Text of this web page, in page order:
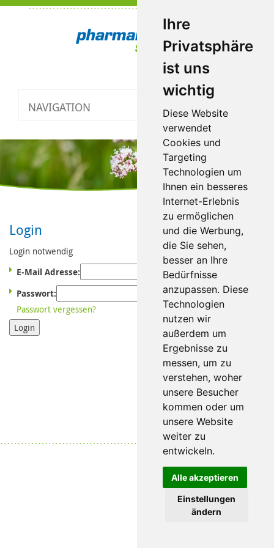
Ihre
Privatsphäre
ist uns
wichtig
Diese Website
verwendet
Cookies und
Targeting
Technologien um
Ihnen ein besseres
Internet-Erlebnis
zu ermöglichen
und die Werbung,
die Sie sehen,
besser an Ihre
Bedürfnisse
anzupassen. Diese
Technologien
nutzen wir
außerdem um
Ergebnisse zu
messen, um zu
verstehen, woher
unsere Besucher
kommen oder um
unsere Website
weiter zu
entwickeln.
Alle akzeptieren
Einstellungen
ändern
NAVIGATION
Login
Login notwendig
E-Mail Adresse:
Passwort:
Passwort vergessen?
Login
Datenschutz|